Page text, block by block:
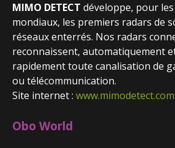
MIMO DETECT développe, pour
mondiaux, les premiers radars de
réseaux enterrés. Nos radars
reconnaissent, automatiquement
rapidement toute canalisation de
ou télécommunication.
Site internet : www.mimodetect.com
Obo World